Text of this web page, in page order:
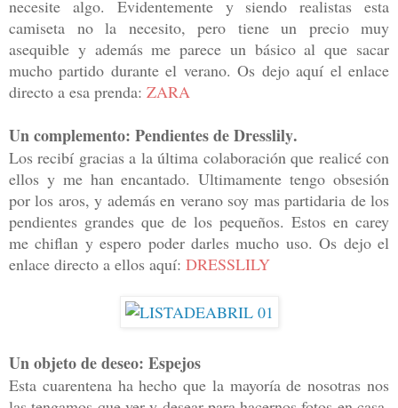
necesite algo. Evidentemente y siendo realistas esta
camiseta no la necesito, pero tiene un precio muy
asequible y además me parece un básico al que sacar
mucho partido durante el verano. Os dejo aquí el enlace
directo a esa prenda: ZARA
Un complemento: Pendientes de Dresslily.
Los recibí gracias a la última colaboración que realicé con
ellos y me han encantado. Ultimamente tengo obsesión
por los aros, y además en verano soy mas partidaria de los
pendientes grandes que de los pequeños. Estos en carey
me chiflan y espero poder darles mucho uso. Os dejo el
enlace directo a ellos aquí: DRESSLILY
Un objeto de deseo: Espejos
Esta cuarentena ha hecho que la mayoría de nosotras nos